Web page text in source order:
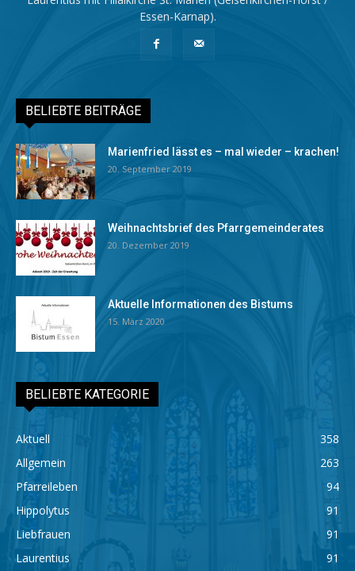
Essen-Karnap).
BELIEBTE BEITRÄGE
Marienfried lässt es – mal wieder – krachen!
20. September 2019
Weihnachtsbrief des Pfarrgemeinderates
20. Dezember 2019
Aktuelle Informationen des Bistums
15. März 2020
BELIEBTE KATEGORIE
Aktuell
358
Allgemein
263
Pfarreileben
94
Hippolytus
91
Liebfrauen
91
Laurentius
91